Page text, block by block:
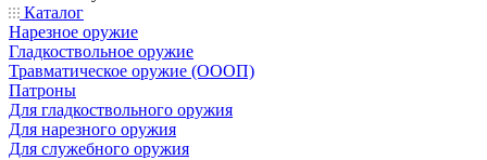
Каталог
Нарезное оружие
Гладкоствольное оружие
Травматическое оружие (ОООП)
Патроны
Для гладкоствольного оружия
Для нарезного оружия
Для служебного оружия